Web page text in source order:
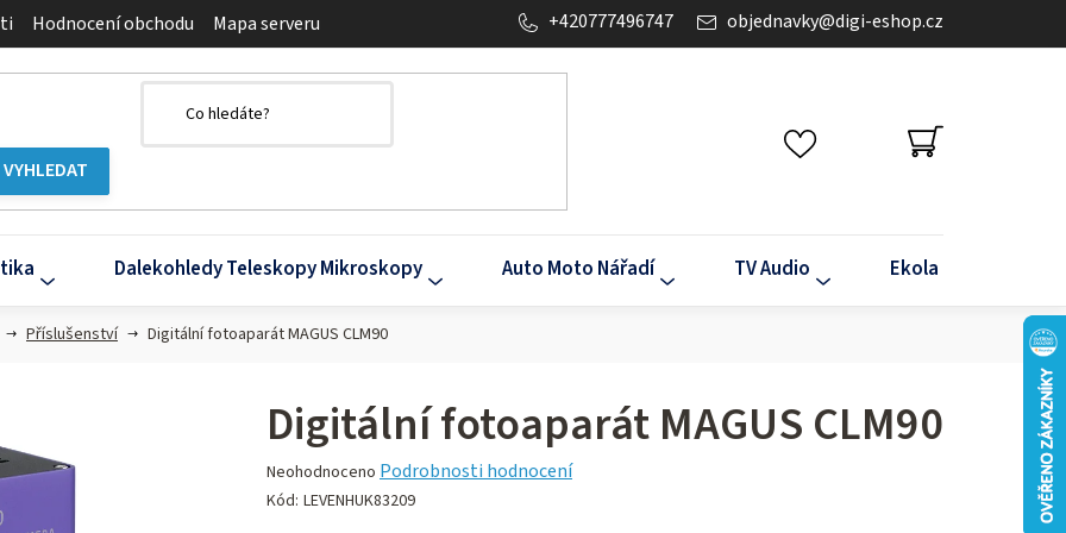
Hodnocení obchodu Mapa serveru objednavky@digi-eshop.cz
+420777496747
NÁKUPNÍ
KOŠÍK
Dalekohledy Teleskopy Mikroskopy Auto Moto Nářadí TV Audio Ekola
Příslušenství Digitální fotoaparát MAGUS CLM90
Digitální fotoaparát MAGUS CLM90
Průměrné
hodnocení
Neohodnoceno Podrobnosti hodnocení
Kód: LEVENHUK83209